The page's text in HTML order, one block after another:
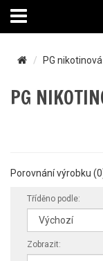
PG
PG
Porovnání výrobku
Tříděno podle:
Zobrazit: